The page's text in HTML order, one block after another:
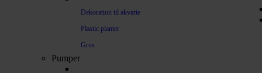
Dekoration til akvarie
Plastic planter
Grus
Pumper